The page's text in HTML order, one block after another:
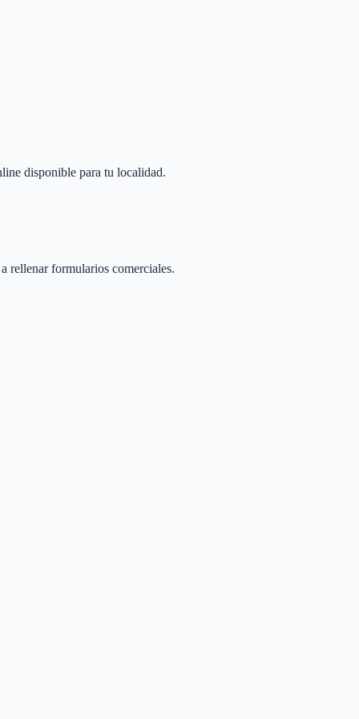
disponible para tu localidad.
rellenar formularios comerciales.